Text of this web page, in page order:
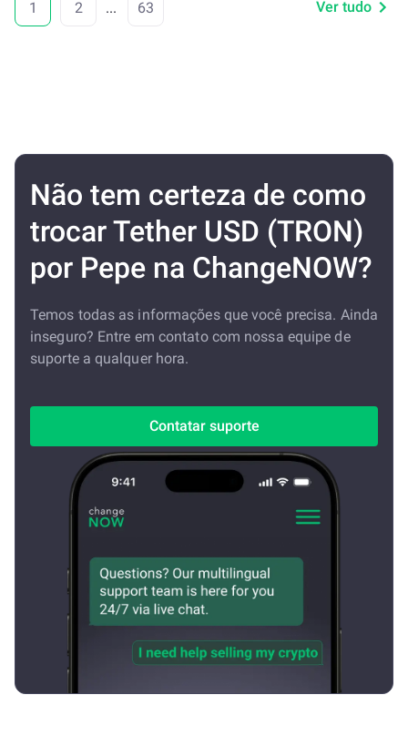
1 2 ... 63 Ver tudo
Não tem certeza de como
trocar Tether USD (TRON)
por Pepe na ChangeNOW?
Temos todas as informações que você precisa. Ainda
inseguro? Entre em contato com nossa equipe de
suporte a qualquer hora.
Contatar suporte